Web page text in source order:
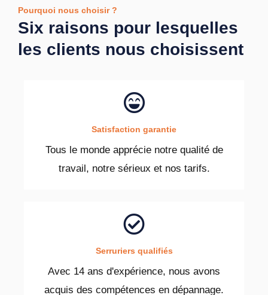
Pourquoi nous choisir ?
Six raisons pour lesquelles
les clients nous choisissent
Satisfaction garantie
Tous le monde apprécie notre qualité de
travail, notre sérieux et nos tarifs.
Serruriers qualifiés
Avec 14 ans d'expérience, nous avons
acquis des compétences en dépannage.